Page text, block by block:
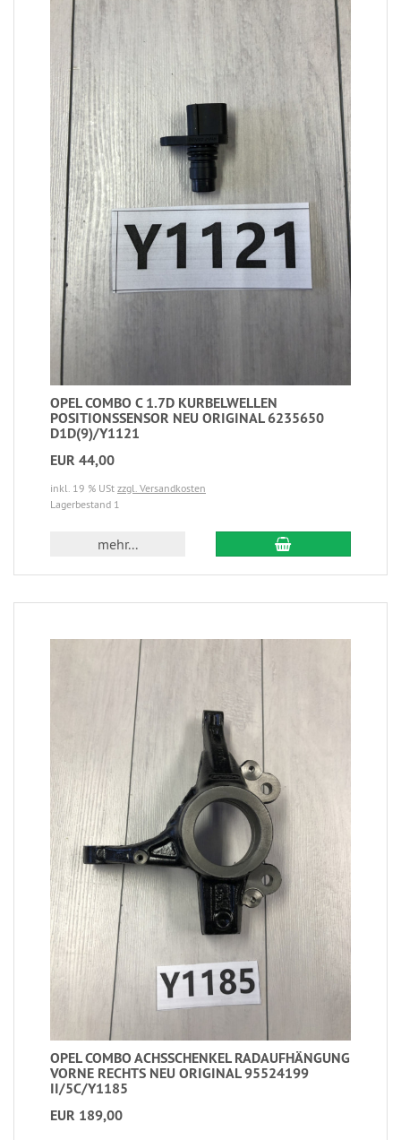
OPEL COMBO C 1.7D KURBELWELLEN
POSITIONSSENSOR NEU ORIGINAL 6235650
D1D(9)/Y1121
EUR 44,00
inkl. 19 % USt zzgl. Versandkosten
Lagerbestand 1
mehr...
OPEL COMBO ACHSSCHENKEL RADAUFHÄNGUNG
VORNE RECHTS NEU ORIGINAL 95524199
II/5C/Y1185
EUR 189,00